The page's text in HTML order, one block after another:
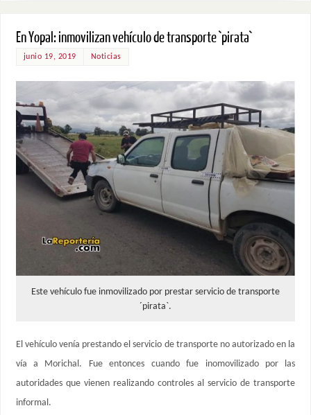
En Yopal: inmovilizan vehículo de transporte `pirata`
junio 19, 2019 Noticias
Este vehículo fue inmovilizado por prestar servicio de transporte
´pirata`.
El vehículo venía prestando el servicio de transporte no autorizado en la
vía a Morichal. Fue entonces cuando fue inomovilizado por las
autoridades que vienen realizando controles al servicio de transporte
informal.